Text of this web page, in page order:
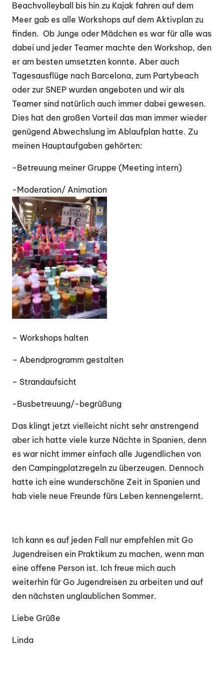
Beachvolleyball bis hin zu Kajak fahren auf dem
Meer gab es alle Workshops auf dem Aktivplan zu
finden. Ob Junge oder Mädchen es war für alle was
dabei und jeder Teamer machte den Workshop, den
er am besten umsetzten konnte. Aber auch
Tagesausflüge nach Barcelona, zum Partybeach
oder zur SNEP wurden angeboten und wir als
Teamer sind natürlich auch immer dabei gewesen.
Dies hat den großen Vorteil das man immer wieder
genügend Abwechslung im Ablaufplan hatte. Zu
meinen Hauptaufgaben gehörten:
-Betreuung meiner Gruppe (Meeting intern)
-Moderation/ Animation
– Workshops halten
– Abendprogramm gestalten
– Strandaufsicht
-Busbetreuung/-begrüßung
Das klingt jetzt vielleicht nicht sehr anstrengend
aber ich hatte viele kurze Nächte in Spanien, denn
es war nicht immer einfach alle Jugendlichen von
den Campingplatzregeln zu überzeugen. Dennoch
hatte ich eine wunderschöne Zeit in Spanien und
hab viele neue Freunde fürs Leben kennengelernt.
Ich kann es auf jeden Fall nur empfehlen mit Go
Jugendreisen ein Praktikum zu machen, wenn man
eine offene Person ist. Ich freue mich auch
weiterhin für Go Jugendreisen zu arbeiten und auf
den nächsten unglaublichen Sommer.
Liebe Grüße
Linda